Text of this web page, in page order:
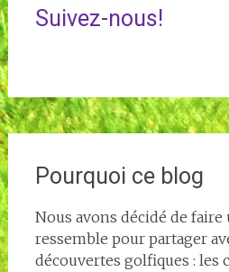
Suivez-nous!
Pourquoi ce blog
Nous avons décidé de
ressemble pour partager
découvertes golfiques : les